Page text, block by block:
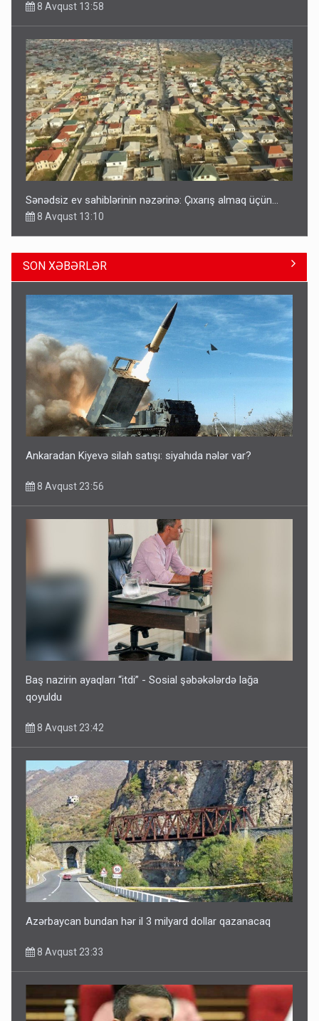
8 Avqust 13:58
Sənədsiz ev sahiblərinin nəzərinə: Çıxarış almaq üçün...
8 Avqust 13:10
Azərbaycan bundan hər il 3 milyard dollar qazanacaq
8 Avqust 23:33
İrəvan dünyaya Azərbaycan üzərindən çıxır – Mühüm
8 Avqust 23:19
Paşinyan Əliyevə zəng etməsindən danışdı
8 Avqust 16:18
SON XƏBƏRLƏR
Ankaradan Kiyevə silah satışı: siyahıda nələr var?
8 Avqust 23:56
Baş nazirin ayaqları “itdi” - Sosial şəbəkələrdə lağa
qoyuldu
8 Avqust 23:42
Azərbaycan bundan hər il 3 milyard dollar qazanacaq
8 Avqust 23:33